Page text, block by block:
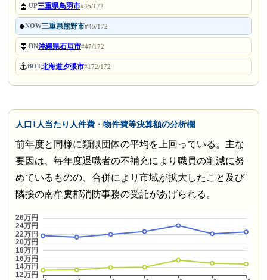
⏫UP三重県鳥羽市#45/172
●NOW三重県熊野市#45/172
⏬DN沖縄県石垣市#47/172
⚓BOT北海道夕張市#172/172
人口1人当たり人件費・物件費等決算額の分析欄
前年度と同様に類似団体の平均を上回っている。主な
要因は、毎年度退職者の不補充により職員の削減に努
めているものの、合併により市域が拡大したこと及び
隣接の南牟婁郡消防事務の受託があげられる。